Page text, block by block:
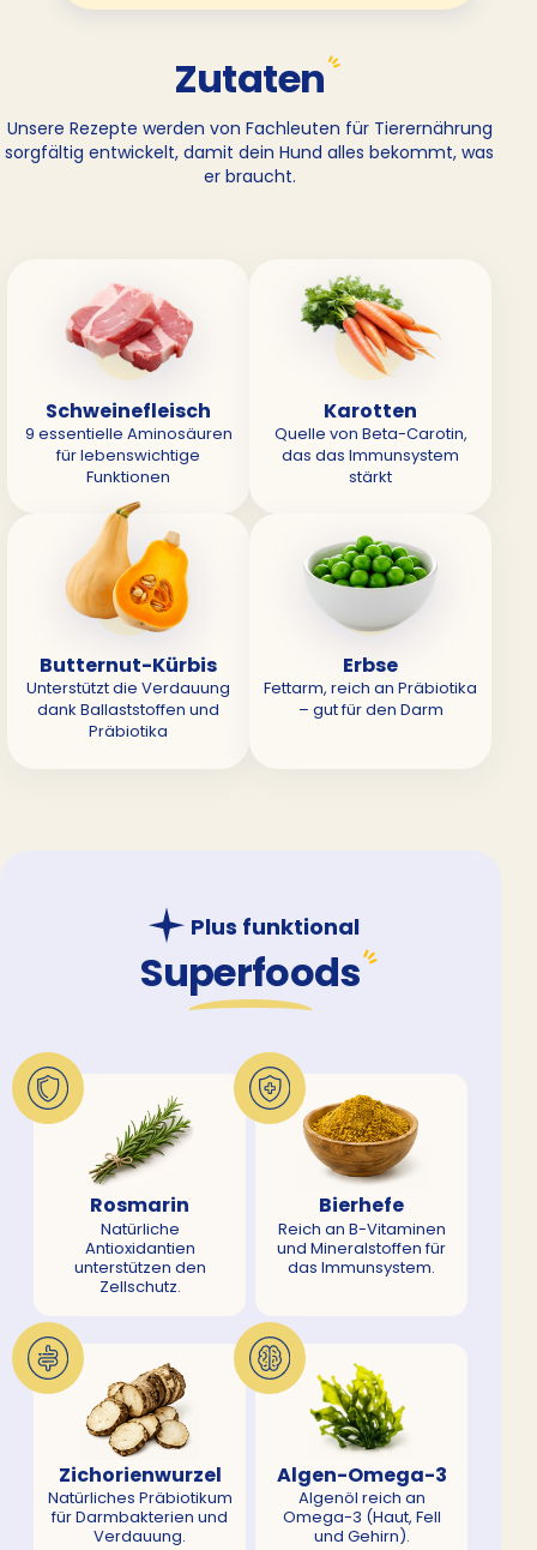
Zutaten
Unsere Rezepte werden von Fachleuten für Tierernährung
sorgfältig entwickelt, damit dein Hund alles bekommt, was
er braucht.
Schweinefleisch
9 essentielle Aminosäuren
für lebenswichtige
Funktionen
Karotten
Quelle von Beta-Carotin,
das das Immunsystem
stärkt
Butternut-Kürbis
Unterstützt die Verdauung
dank Ballaststoffen und
Präbiotika
Erbse
Fettarm, reich an Präbiotika
– gut für den Darm
Plus funktional
Superfoods
Rosmarin
Natürliche
Antioxidantien
unterstützen den
Zellschutz.
Bierhefe
Reich an B-Vitaminen
und Mineralstoffen für
das Immunsystem.
Zichorienwurzel
Natürliches Präbiotikum
für Darmbakterien und
Verdauung.
Algen-Omega-3
Algenöl reich an
Omega-3 (Haut, Fell
und Gehirn).